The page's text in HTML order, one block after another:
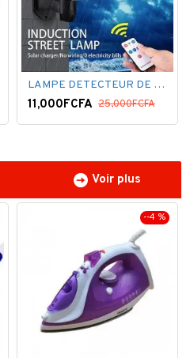
LAMPE DETECTEUR DE MOUVEMENT SOLAR SENSOR LIGHT
11,000FCFA 25,000FCFA
Voir plus
--4 %